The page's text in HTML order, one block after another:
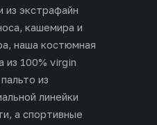
из экстрафайн
кашемира и
наша костюмная
из 100% virgin
из
линейки
а спортивные